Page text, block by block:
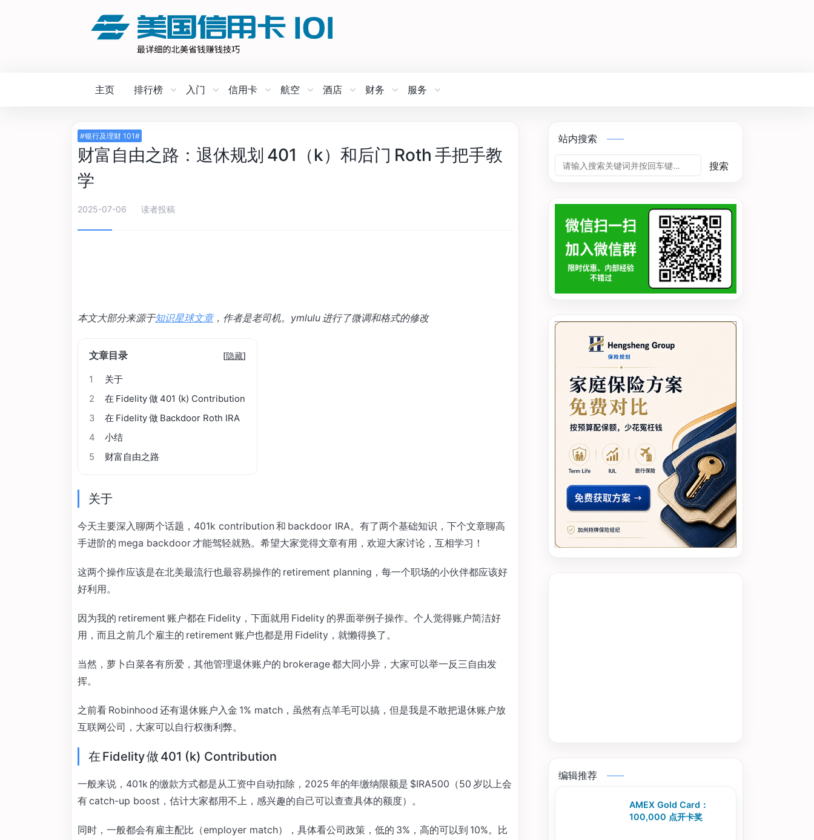
主页 排行榜 入门 信用卡 航空 酒店 财务 服务
#银行及理财 101#
财富自由之路：退休规划 401（k）和后门 Roth 手把手教
学
2025-07-06 读者投稿
本文大部分来源于知识星球文章，作者是老司机。ymlulu 进行了微调和格式的修改
文章目录 [隐藏]
1
关于
2
在 Fidelity 做 401 (k) Contribution
3
在 Fidelity 做 Backdoor Roth IRA
4
小结
5
财富自由之路
关于
今天主要深入聊两个话题，401k contribution 和 backdoor IRA。有了两个基础知识，下个文章聊高
手进阶的 mega backdoor 才能驾轻就熟。希望大家觉得文章有用，欢迎大家讨论，互相学习！
这两个操作应该是在北美最流行也最容易操作的 retirement planning，每一个职场的小伙伴都应该好
好利用。
因为我的 retirement 账户都在 Fidelity，下面就用 Fidelity 的界面举例子操作。个人觉得账户简洁好
用，而且之前几个雇主的 retirement 账户也都是用 Fidelity，就懒得换了。
当然，萝卜白菜各有所爱，其他管理退休账户的 brokerage 都大同小异，大家可以举一反三自由发
挥。
之前看 Robinhood 还有退休账户入金 1% match，虽然有点羊毛可以搞，但是我是不敢把退休账户放
互联网公司，大家可以自行权衡利弊。
在 Fidelity 做 401 (k) Contribution
一般来说，401k 的缴款方式都是从工资中自动扣除，2025 年的年缴纳限额是 $IRA500（50 岁以上会
有 catch-up boost，估计大家都用不上，感兴趣的自己可以查查具体的额度）。
同时，一般都会有雇主配比（employer match），具体看公司政策，低的 3%，高的可以到 10%。比
站内搜索
搜索
编辑推荐
AMEX Gold Card：
100,000 点开卡奖